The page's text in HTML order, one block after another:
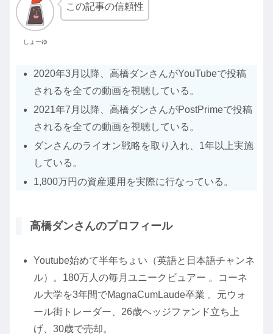
しょーゆ
この記事の信頼性
2020年3月以降、高橋ダンさんがYouTubeで投稿
されるを全ての動画を視聴している。
2021年7月以降、高橋ダンさんがPostPrimeで投稿
されるを全ての動画を視聴している。
ダンさんのライオン戦略を取り入れ、1年以上実施
している。
1,800万円の資産運用を実際に行なっている。
高橋ダンさんのプロフィール
Youtube始めて半年ちょい（英語と日本語チャンネ
ル）。180万人の毎月ユニークビュアー 。コーネ
ル大学を3年間でMagnaCumLaude卒業 。元ウォ
ール街トレーダー、26歳ヘッジファンド立ち上
げ、30歳で売却。